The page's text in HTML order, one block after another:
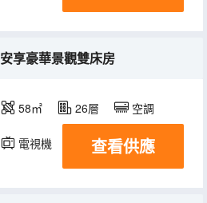
安享豪華景觀雙床房
58㎡ 26層 空調
電視機 冰箱
查看供應